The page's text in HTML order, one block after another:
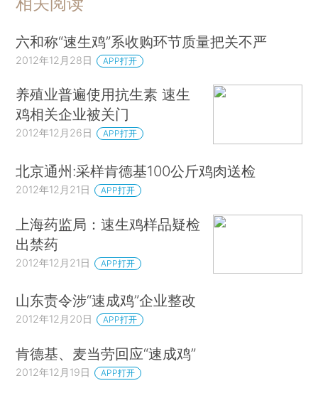
六和称“速生鸡”系收购环节质量把关不严
2012年12月28日 APP打开
养殖业普遍使用抗生素 速生
鸡相关企业被关门
2012年12月26日 APP打开
北京通州:采样肯德基100公斤鸡肉送检
2012年12月21日 APP打开
上海药监局：速生鸡样品疑检
出禁药
2012年12月21日 APP打开
山东责令涉“速成鸡”企业整改
2012年12月20日 APP打开
肯德基、麦当劳回应“速成鸡”
2012年12月19日 APP打开